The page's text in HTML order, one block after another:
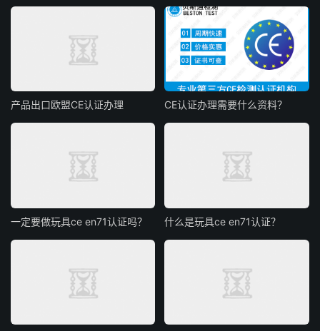
产品出口欧盟CE认证办理 CE认证办理需要什么资料？
一定要做玩具ce en71认证吗？ 什么是玩具ce en71认证？